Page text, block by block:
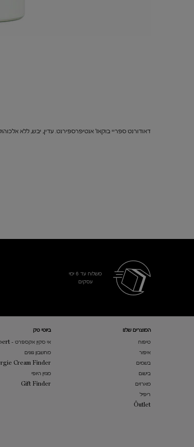
דאודורנט ספריי בוקאז' אנטיפרספירנט. עדין, יבש, ללא
משלוח עד 6 ימי
עסקים​
המוצרים שלנו​
טיפוח
איפור
בשמים
בישום
מארזים
ריפיל
​Ôutlet
ביוטי טק
אי סקין אקספרט - E-skin expert
מחשבון גוונים
Cream Finder
מגזין היופי
Gift Finder